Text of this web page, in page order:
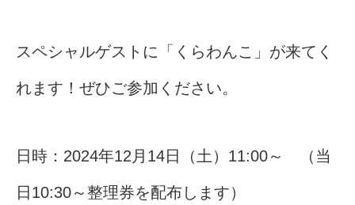
スペシャルゲストに「くらわんこ」が来てく
れます！ぜひご参加ください。
日時：2024年12月14日（土）11:00～ （当
日10:30～整理券を配布します）